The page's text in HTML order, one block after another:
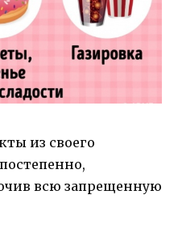
из своего
всю запрещенную